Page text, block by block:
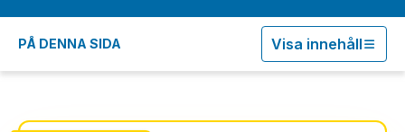
PÅ DENNA SIDA Visa innehåll